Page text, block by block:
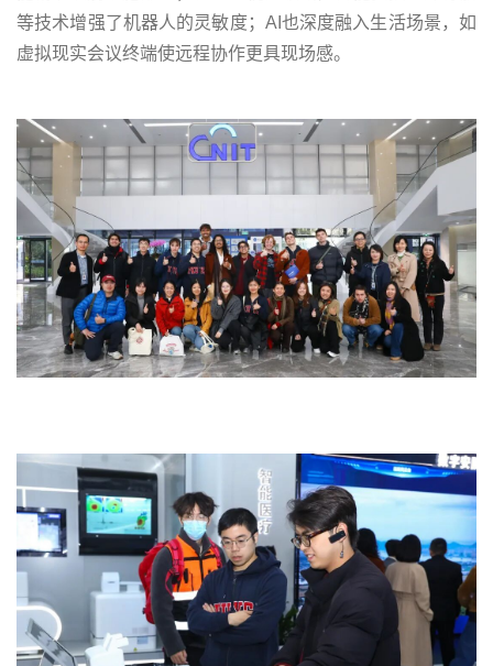
等技术增强了机器人的灵敏度；AI也深度融入生活场景，如
虚拟现实会议终端使远程协作更具现场感。